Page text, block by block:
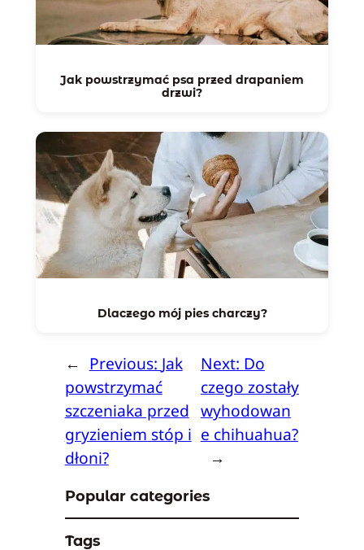
Jak powstrzymać psa przed drapaniem
drzwi?
Dlaczego mój pies charczy?
← Previous: Jak
powstrzymać
szczeniaka przed
gryzieniem stóp i
dłoni?
Next: Do
czego zostały
wyhodowan
e chihuahua?
→
Popular categories
Tags